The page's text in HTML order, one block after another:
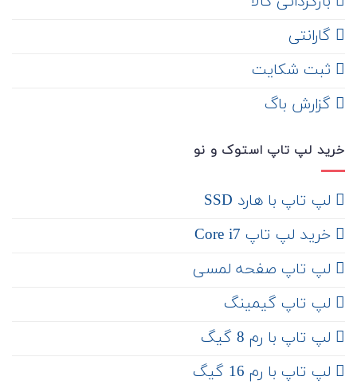
گارانتی
ثبت شکایت
‌ گزارش باگ
خرید لپ تاپ استوک و نو
لپ تاپ با هارد SSD
خرید لپ تاپ Core i7
لپ تاپ صفحه لمسی
لپ تاپ گیمینگ
لپ تاپ با رم 8 گیگ
لپ تاپ با رم 16 گیگ